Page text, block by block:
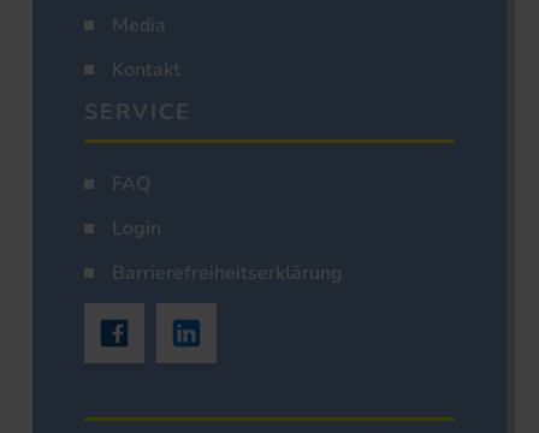
Media
Kontakt
SERVICE
FAQ
Login
Barrierefreiheitserklärung